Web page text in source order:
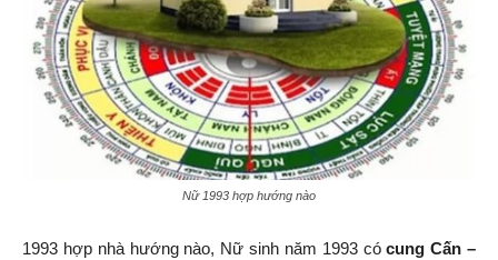
Nữ 1993 hợp hướng nào
1993 hợp nhà hướng nào, Nữ sinh năm 1993 cócung Cấn –